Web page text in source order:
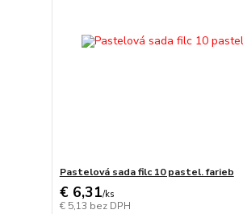
Pastelová sada filc 10 pastel. farieb
€ 6,31/ks
€ 5,13 bez DPH